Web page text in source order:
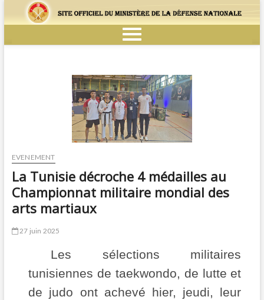
EVENEMENT
La Tunisie décroche 4 médailles au
Championnat militaire mondial des
arts martiaux
27 juin 2025
Les sélections militaires
tunisiennes de taekwondo, de lutte et
de judo ont achevé hier, jeudi, leur